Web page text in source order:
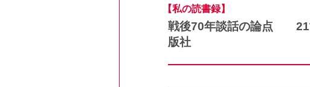
【私の読書録】
戦後70年談話の論点 21
版社